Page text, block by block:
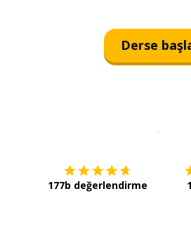
Derse
177b değerlendirme